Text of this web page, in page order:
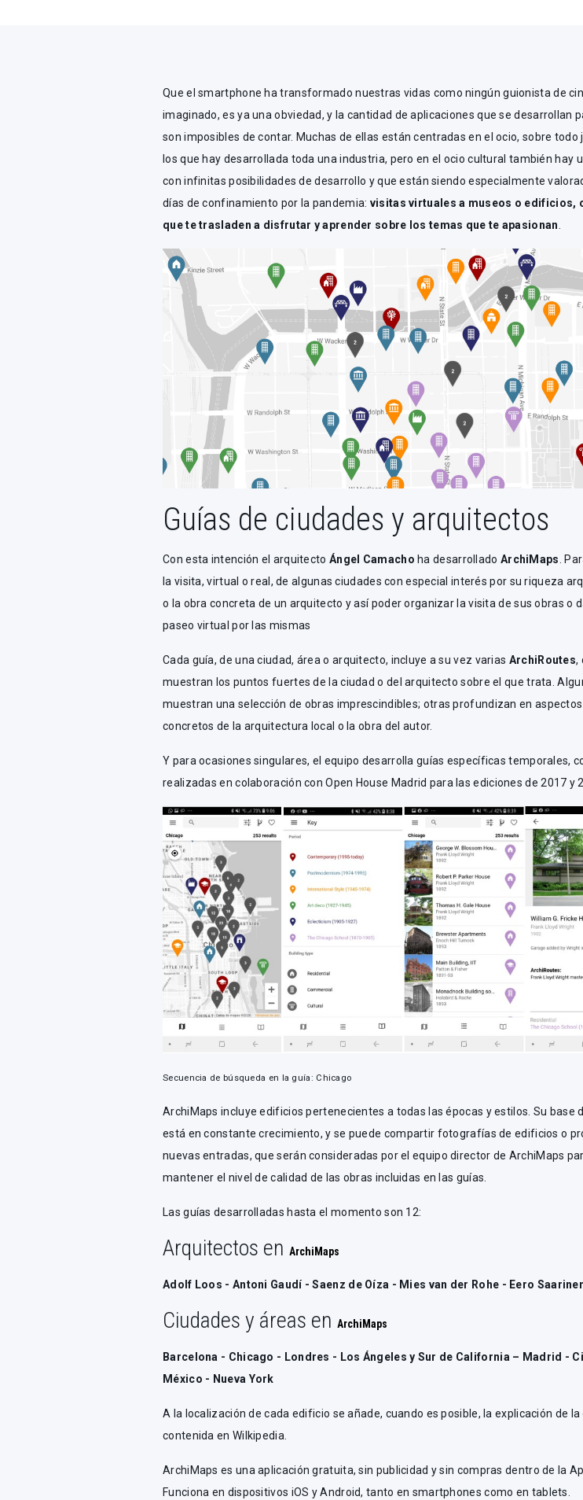
Que el smartphone ha transformado nuestras vidas como ningún guionista de
imaginado, es ya una obviedad, y la cantidad de aplicaciones que se desarrollan
son imposibles de contar. Muchas de ellas están centradas en el ocio, sobre todo
los que hay desarrollada toda una industria, pero en el ocio cultural también hay
con infinitas posibilidades de desarrollo y que están siendo especialmente
días de confinamiento por la pandemia: visitas virtuales a museos o edificios,
que te trasladen a disfrutar y aprender sobre los temas que te apasionan
Guías de ciudades y arquitectos
Con esta intención el arquitecto Ángel Camacho ha desarrollado ArchiMaps
.
la visita, virtual o real, de algunas ciudades con especial interés por su riqueza
o la obra concreta de un arquitecto y así poder organizar la visita de sus obras o
paseo virtual por las mismas
Cada guía, de una ciudad, área o arquitecto, incluye a su vez varias ArchiRoutes,
muestran los puntos fuertes de la ciudad o del arquitecto sobre el que trata.
muestran una selección de obras imprescindibles; otras profundizan en
concretos de la arquitectura local o la obra del autor.
Y para ocasiones singulares, el equipo desarrolla guías específicas temporales,
realizadas en colaboración con Open House Madrid para las ediciones de 2017 y
Secuencia de búsqueda en la guía: Chicago
ArchiMaps incluye edificios pertenecientes a todas las épocas y estilos. Su base
está en constante crecimiento, y se puede compartir fotografías de edificios o
nuevas entradas, que serán consideradas por el equipo director de ArchiMaps
mantener el nivel de calidad de las obras incluidas en las guías.
Las guías desarrolladas hasta el momento son 12:
Arquitectos en ArchiMaps
Adolf Loos - Antoni Gaudí - Saenz de Oíza - Mies van der Rohe - Eero
Ciudades y áreas en ArchiMaps
Barcelona - Chicago - Londres - Los Ángeles y Sur de California – Madrid -
México - Nueva York
A la localización de cada edificio se añade, cuando es posible, la explicación de la
contenida en Wilkipedia.
ArchiMaps es una aplicación gratuita, sin publicidad y sin compras dentro de la
Funciona en dispositivos iOS y Android, tanto en smartphones como en tablets.